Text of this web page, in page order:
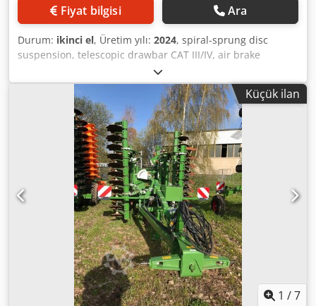
Fiyat bilgisi Ara
Durum: ikinci el, Üretim yılı: 2024, spiral-sprung disc
suspension, telescopic drawbar CAT III/IV, air brake
system, DSTS roller, following harrow, lighting Dcedpfx
Ajtpgthegfek
Küçük ilan
1 /7